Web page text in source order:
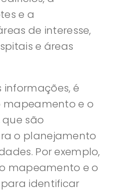
e a
de interesse,
e áreas
informações, é
mapeamento e o
são
o planejamento
Por exemplo,
mapeamento e o
identificar